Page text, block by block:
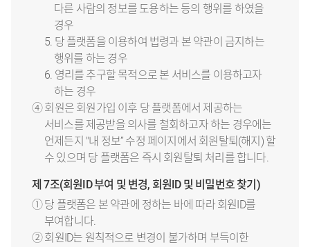
다른 사람의 정보를 도용하는 등의 행위를 하였을
경우
5. 당 플랫폼을 이용하여 법령과 본 약관이 금지하는
행위를 하는 경우
6. 영리를 추구할 목적으로 본 서비스를 이용하고자
하는 경우
④ 회원은 회원가입 이후 당 플랫폼에서 제공하는
서비스를 제공받을 의사를 철회하고자 하는 경우에는
언제든지 "내 정보” 수정 페이지에서 회원탈퇴(해지) 할
수 있으며 당 플랫폼은 즉시 회원탈퇴 처리를 합니다.
제 7조(회원ID 부여 및 변경, 회원ID 및 비밀번호 찾기)
① 당 플랫폼은 본 약관에 정하는 바에 따라 회원ID를
부여합니다.
② 회원ID는 원칙적으로 변경이 불가하며 부득이한